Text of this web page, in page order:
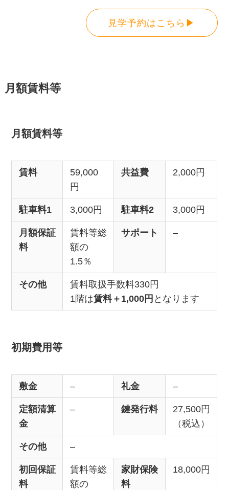
見学予約はこちら▶
月額賃料等
月額賃料等
賃料
59,000
円
共益費 2,000円
駐車料1 3,000円 駐車料2 3,000円
月額保証
料
賃料等総
額の
1.5％
サポート –
その他
賃料取扱手数料330円
1階は賃料＋1,000円 となります
初期費用等
敷金 – 礼金 –
定額清算
金
– 鍵発行料
27,500円
（税込）
その他 –
初回保証
料
賃料等総
額の
家財保険
料
18,000円